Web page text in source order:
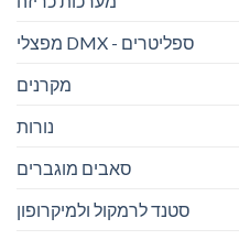
מפצלי DMX - ספליטרים
מקרנים
נורות
סאבים מוגברים
סטנד לרמקול ולמיקרופון